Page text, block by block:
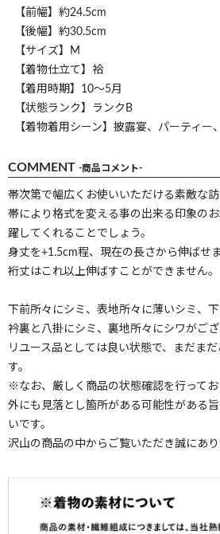
【前幅】約24.5cm
【後幅】約30.5cm
【サイズ】M
【着物仕立て】袷
【着用時期】10～5月
【状態ランク】ランクB
【着物着用シーン】披露宴、パーティー
COMMENT -商品コメント-
帯次第で幅広くお使いいただける素敵な訪
帯により格式を変える事の出来る印象の
躍してくれることでしょう。
身丈を+1.5cm程、現在の長さから伸ばせま
裄丈はこれ以上伸ばすことができません。
下前所々にシミ、表地所々に薄いシミ、下
衿裏と八掛にシミ、裏地所々にシワがござ
リユース品としては良い状態で、まだま
す。
※なお、厳しく商品の状態確認を行って
外にも見落とし箇所がある可能性がある
いです。
沢山の商品の中からご覧いただき誠にあり